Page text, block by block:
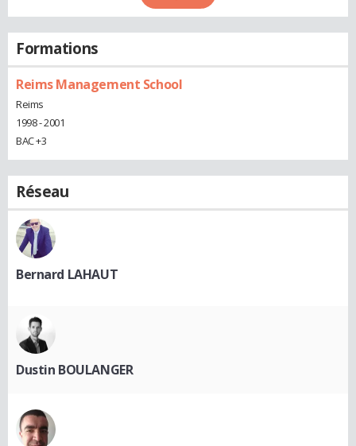
Formations
Reims Management School
Reims
1998 - 2001
BAC +3
Réseau
Bernard LAHAUT
Dustin BOULANGER